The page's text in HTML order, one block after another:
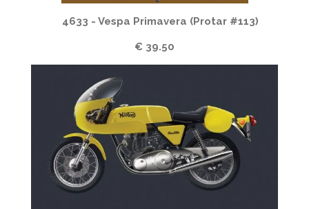
4633 - Vespa Primavera (Protar #113)
€ 39.50